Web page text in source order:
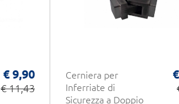
€ 9,90
€ 11,43
Cerniera per
Inferriate di
Sicurezza a Doppio